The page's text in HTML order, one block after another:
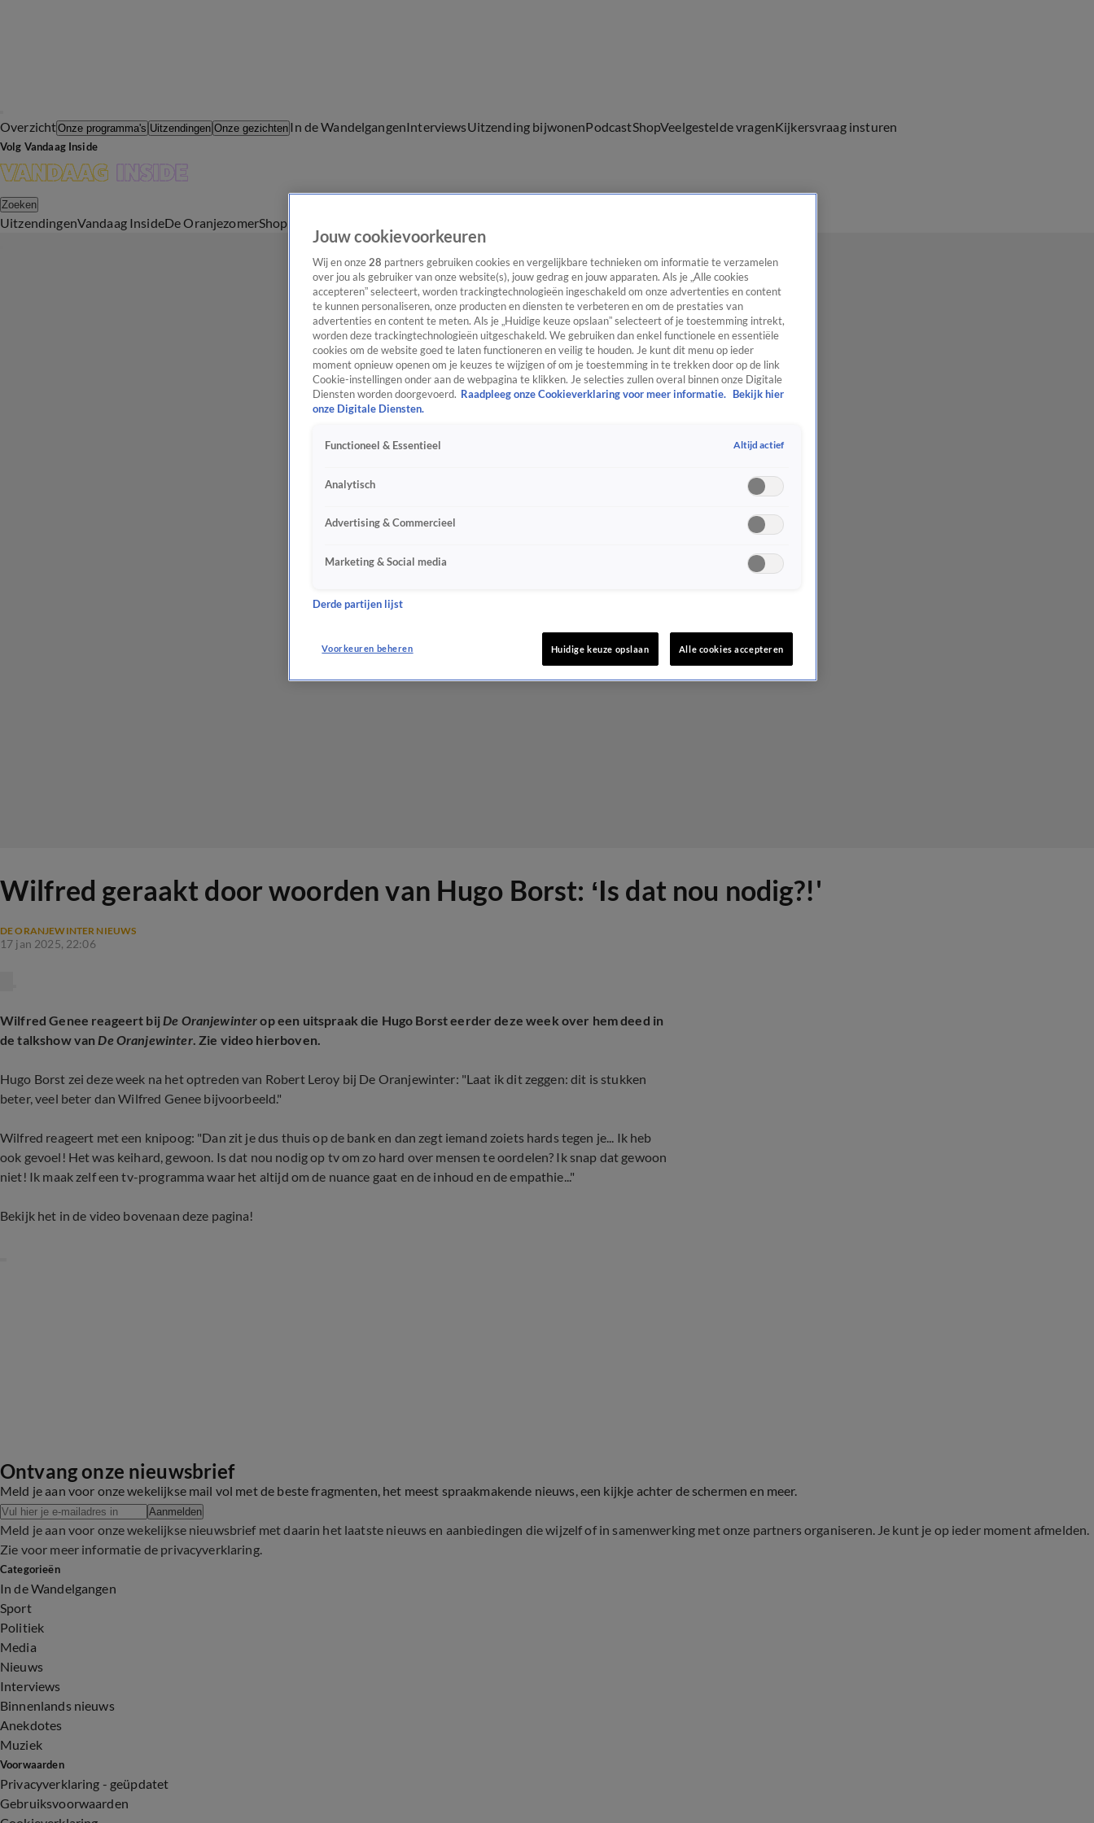
OverzichtOnze programma's Uitzendingen Onze gezichten In de WandelgangenInterviewsUitzending bijwonenPodcastShopVeelgestelde vragenKijkersvraag insturen
Volg Vandaag Inside
Zoeken
UitzendingenVandaag InsideDe OranjezomerShop
Wilfred geraakt door woorden van Hugo Borst: ‘Is dat nou nodig?!'
DE ORANJEWINTER NIEUWS
17 jan 2025, 22:06
Wilfred Genee reageert bijDe Oranjewinterop een uitspraak die Hugo Borst eerder deze week over hem deed in
de talkshow vanDe Oranjewinter. Zie video hierboven.
Hugo Borst zei deze week na het optreden van Robert Leroy bij De Oranjewinter: "Laat ik dit zeggen: dit is stukken
beter, veel beter dan Wilfred Genee bijvoorbeeld."
Wilfred reageert met een knipoog: "Dan zit je dus thuis op de bank en dan zegt iemand zoiets hards tegen je... Ik heb
ook gevoel! Het was keihard, gewoon. Is dat nou nodig op tv om zo hard over mensen te oordelen? Ik snap dat gewoon
niet! Ik maak zelf een tv-programma waar het altijd om de nuance gaat en de inhoud en de empathie..."
Bekijk het in de video bovenaan deze pagina!
Ontvang onze nieuwsbrief
Meld je aan voor onze wekelijkse mail vol met de beste fragmenten, het meest spraakmakende nieuws, een kijkje achter de schermen en meer.
Aanmelden
Meld je aan voor onze wekelijkse nieuwsbrief met daarin het laatste nieuws en aanbiedingen die wijzelf of in samenwerking met onze partners organiseren. Je kunt je op ieder moment afmelden.
Zie voor meer informatie de privacyverklaring.
Categorieën
In de Wandelgangen
Sport
Politiek
Media
Nieuws
Interviews
Binnenlands nieuws
Anekdotes
Muziek
Voorwaarden
Privacyverklaring - geüpdatet
Gebruiksvoorwaarden
Jouw cookievoorkeuren
Wij en onze 28 partners gebruiken cookies en vergelijkbare technieken om informatie te verzamelen
over jou als gebruiker van onze website(s), jouw gedrag en jouw apparaten. Als je „Alle cookies
accepteren” selecteert, worden trackingtechnologieën ingeschakeld om onze advertenties en content
te kunnen personaliseren, onze producten en diensten te verbeteren en om de prestaties van
advertenties en content te meten. Als je „Huidige keuze opslaan” selecteert of je toestemming intrekt,
worden deze trackingtechnologieën uitgeschakeld. We gebruiken dan enkel functionele en essentiële
cookies om de website goed te laten functioneren en veilig te houden. Je kunt dit menu op ieder
moment opnieuw openen om je keuzes te wijzigen of om je toestemming in te trekken door op de link
Cookie-instellingen onder aan de webpagina te klikken. Je selecties zullen overal binnen onze Digitale
Diensten worden doorgevoerd. Raadpleeg onze Cookieverklaring voor meer informatie.
Bekijk hier
onze Digitale Diensten.
Functioneel & Essentieel Altijd actief
Analytisch
Advertising & Commercieel
Marketing & Social media
Derde partijen lijst
Voorkeuren beheren Huidige keuze opslaan Alle cookies accepteren